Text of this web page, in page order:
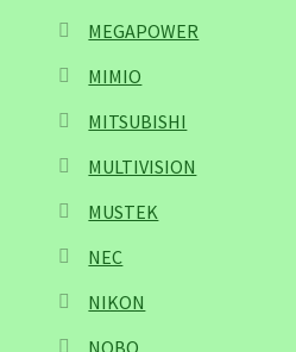
MEGAPOWER
MIMIO
MITSUBISHI
MULTIVISION
MUSTEK
NEC
NIKON